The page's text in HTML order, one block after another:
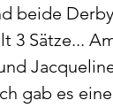
beide
3 Sätze...
gab es